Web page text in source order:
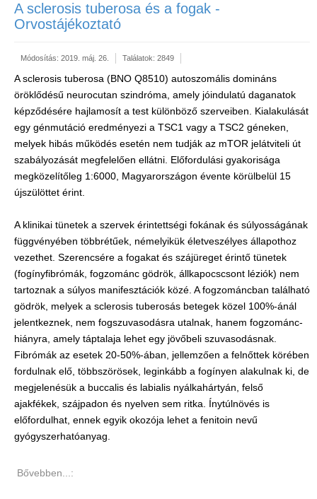
A sclerosis tuberosa és a fogak -
Orvostájékoztató
Módosítás: 2019. máj. 26. Találatok: 2849
A sclerosis tuberosa (BNO Q8510) autoszomális domináns
öröklődésű neurocutan szindróma, amely jóindulatú daganatok
képződésére hajlamosít a test különböző szerveiben. Kialakulását
egy génmutáció eredményezi a TSC1 vagy a TSC2 géneken,
melyek hibás működés esetén nem tudják az mTOR jelátviteli út
szabályozását megfelelően ellátni. Előfordulási gyakorisága
megközelítőleg 1:6000, Magyarországon évente körülbelül 15
újszülöttet érint.
A klinikai tünetek a szervek érintettségi fokának és súlyosságának
függvényében többrétűek, némelyikük életveszélyes állapothoz
vezethet. Szerencsére a fogakat és szájüreget érintő tünetek
(fogínyfibrómák, fogzománc gödrök, állkapocscsont léziók) nem
tartoznak a súlyos manifesztációk közé. A fogzománcban található
gödrök, melyek a sclerosis tuberosás betegek közel 100%-ánál
jelentkeznek, nem fogszuvasodásra utalnak, hanem fogzománc-
hiányra, amely táptalaja lehet egy jövőbeli szuvasodásnak.
Fibrómák az esetek 20-50%-ában, jellemzően a felnőttek körében
fordulnak elő, többszörösek, leginkább a fogínyen alakulnak ki, de
megjelenésük a buccalis és labialis nyálkahártyán, felső
ajakfékek, szájpadon és nyelven sem ritka. Ínytúlnövés is
előfordulhat, ennek egyik okozója lehet a fenitoin nevű
gyógyszerhatóanyag.
Bővebben...: